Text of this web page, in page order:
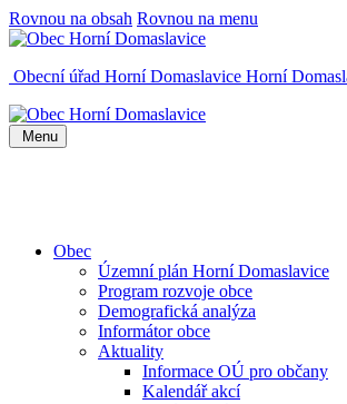
Rovnou na obsah Rovnou na menu
Obecní úřad Horní Domaslavice Horní
Menu
Obec
Územní plán Horní Domaslavice
Program rozvoje obce
Demografická analýza
Informátor obce
Aktuality
Informace OÚ pro občany
Kalendář akcí